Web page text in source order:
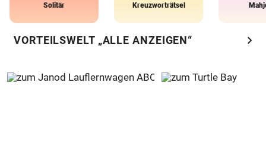
Solitär Kreuzworträtsel
VORTEILSWELT „ALLE ANZEIGEN“ chevron_right